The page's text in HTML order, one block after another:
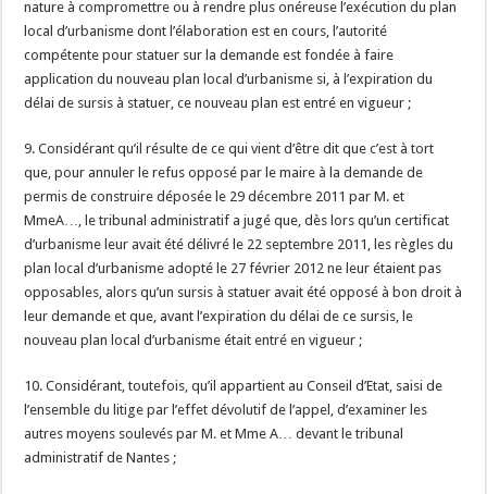
nature à compromettre ou à rendre plus onéreuse l’exécution du plan
local d’urbanisme dont l’élaboration est en cours, l’autorité
compétente pour statuer sur la demande est fondée à faire
application du nouveau plan local d’urbanisme si, à l’expiration du
délai de sursis à statuer, ce nouveau plan est entré en vigueur ;
9. Considérant qu’il résulte de ce qui vient d’être dit que c’est à tort
que, pour annuler le refus opposé par le maire à la demande de
permis de construire déposée le 29 décembre 2011 par M. et
MmeA…, le tribunal administratif a jugé que, dès lors qu’un certificat
d’urbanisme leur avait été délivré le 22 septembre 2011, les règles du
plan local d’urbanisme adopté le 27 février 2012 ne leur étaient pas
opposables, alors qu’un sursis à statuer avait été opposé à bon droit à
leur demande et que, avant l’expiration du délai de ce sursis, le
nouveau plan local d’urbanisme était entré en vigueur ;
10. Considérant, toutefois, qu’il appartient au Conseil d’Etat, saisi de
l’ensemble du litige par l’effet dévolutif de l’appel, d’examiner les
autres moyens soulevés par M. et Mme A… devant le tribunal
administratif de Nantes ;